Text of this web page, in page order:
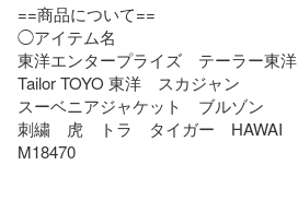
==商品について==
◯アイテム名
東洋エンタープライズ　テーラー東洋
Tailor TOYO 東洋　スカジャン
スーベニアジャケット　ブルゾン
刺繍　虎　トラ　タイガー　HAWAI
M18470